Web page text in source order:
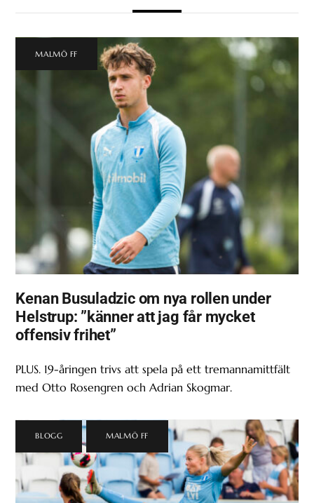
MALMÖ FF
Kenan Busuladzic om nya rollen under
Helstrup: ”känner att jag får mycket
offensiv frihet”
PLUS. 19-åringen trivs att spela på ett tremannamittfält
med Otto Rosengren och Adrian Skogmar.
BLOGG MALMÖ FF